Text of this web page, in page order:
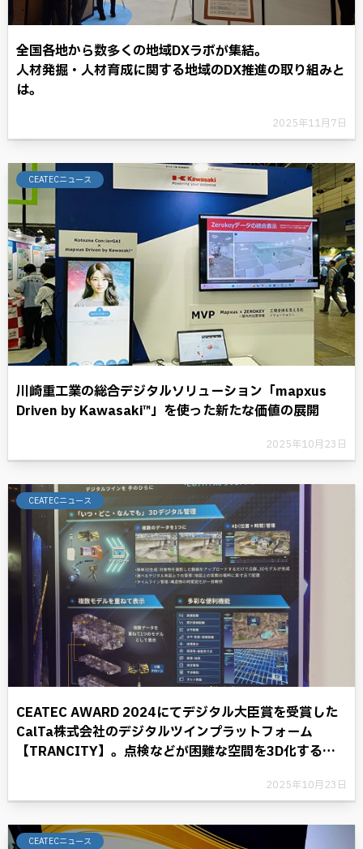
全国各地から数多くの地域DXラボが集結。
人材発掘・人材育成に関する地域のDX推進の取り組みと
は。
2025年11月7日
CEATECニュース
川崎重工業の総合デジタルソリューション「mapxus
Driven by Kawasaki™」を使った新たな価値の展開
2025年10月23日
CEATECニュース
CEATEC AWARD 2024にてデジタル大臣賞を受賞した
CalTa株式会社のデジタルツインプラットフォーム
【TRANCITY】。点検などが困難な空間を3D化するこ
2025年10月23日
CEATECニュース